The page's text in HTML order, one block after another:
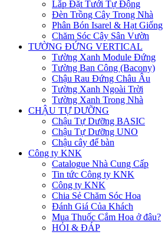
Lắp Đặt Tưới Tự Động
Đèn Trồng Cây Trong Nhà
Phân Bón Isarel & Hạt Giống
Chăm Sóc Cây Sân Vườn
TƯỜNG ĐỨNG VERTICAL
Tường Xanh Module Đứng
Tường Ban Công (Bacony)
Chậu Rau Đứng Châu Âu
Tường Xanh Ngoài Trời
Tường Xanh Trong Nhà
CHẬU TỰ DƯỠNG
Chậu Tự Dưỡng BASIC
Chậu Tự Dưỡng UNO
Chậu cây để bàn
Công ty KNK
Catalogue Nhà Cung Cấp
Tin tức Công ty KNK
Công ty KNK
Chia Sẻ Chăm Sóc Hoa
Đánh Giá Của Khách
Mua Thuốc Cắm Hoa ở đâu?
HỎI & ĐÁP